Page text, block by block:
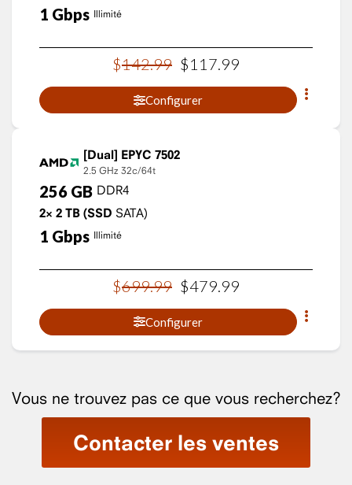
1 Gbps Illimité
$142.99 $117.99
Configurer
EPYC 7502
2.5 GHz 32c/64t
256 GB DDR4
2× 2 TB (SSD SATA)
1 Gbps Illimité
$699.99 $479 99
Configurer
Vous ne trouvez pas ce que vous recherchez?
Contacter les ventes